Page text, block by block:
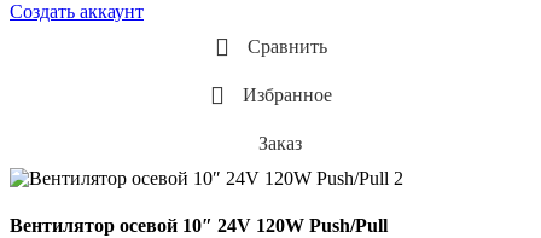
Создать аккаунт
Сравнить
Избранное
Заказ
Вентилятор осевой 10″ 24V 120W Push/Pull